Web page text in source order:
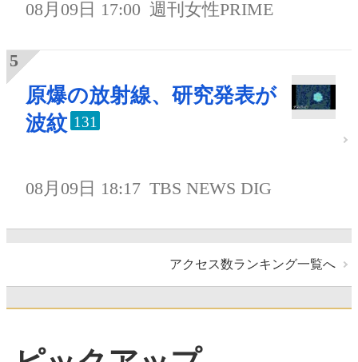
08月09日 17:00 週刊女性PRIME
原爆の放射線、研究発表が
波紋 131
08月09日 18:17 TBS NEWS DIG
アクセス数ランキング一覧へ